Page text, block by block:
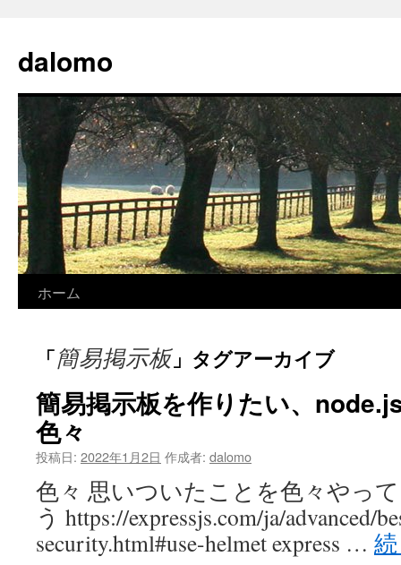
テ
ン
ス
キ
ッ
プ
dalomo
ホーム
「簡易掲示板」タグアーカイブ
簡易掲示板を作りたい、
色々
投稿日: 2022年1月2日 作成者: dalomo
色々 思いついたことを色々やっ
う https://expressjs.com/ja/advanced/
security.html#use-helmet express …